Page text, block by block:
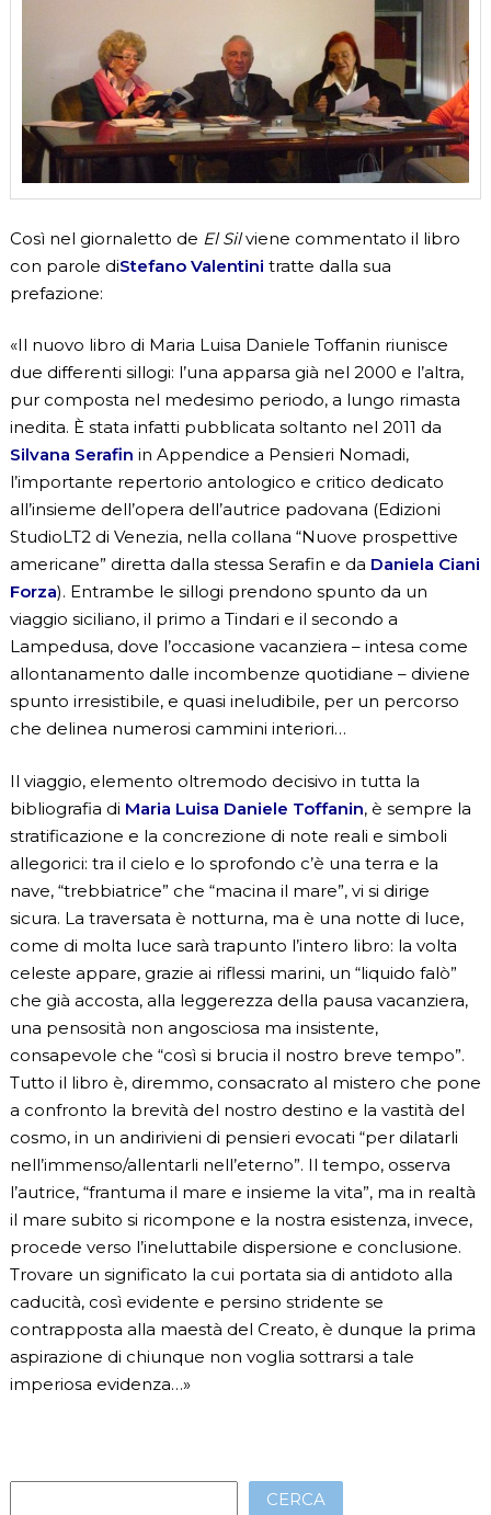
Così nel giornaletto de El Silviene commentato il libro
con parole diStefano Valentini tratte dalla sua
prefazione:
«Il nuovo libro di Maria Luisa Daniele Toffanin riunisce
due differenti sillogi: l’una apparsa già nel 2000 e l’altra,
pur composta nel medesimo periodo, a lungo rimasta
inedita. È stata infatti pubblicata soltanto nel 2011 da
Silvana Serafin in Appendice a Pensieri Nomadi,
l’importante repertorio antologico e critico dedicato
all’insieme dell’opera dell’autrice padovana (Edizioni
StudioLT2 di Venezia, nella collana “Nuove prospettive
americane” diretta dalla stessa Serafin e da Daniela Ciani
Forza). Entrambe le sillogi prendono spunto da un
viaggio siciliano, il primo a Tindari e il secondo a
Lampedusa, dove l’occasione vacanziera – intesa come
allontanamento dalle incombenze quotidiane – diviene
spunto irresistibile, e quasi ineludibile, per un percorso
che delinea numerosi cammini interiori…
Il viaggio, elemento oltremodo decisivo in tutta la
bibliografia di Maria Luisa Daniele Toffanin, è sempre la
stratificazione e la concrezione di note reali e simboli
allegorici: tra il cielo e lo sprofondo c’è una terra e la
nave, “trebbiatrice” che “macina il mare”, vi si dirige
sicura. La traversata è notturna, ma è una notte di luce,
come di molta luce sarà trapunto l’intero libro: la volta
celeste appare, grazie ai riflessi marini, un “liquido falò”
che già accosta, alla leggerezza della pausa vacanziera,
una pensosità non angosciosa ma insistente,
consapevole che “così si brucia il nostro breve tempo”.
Tutto il libro è, diremmo, consacrato al mistero che pone
a confronto la brevità del nostro destino e la vastità del
cosmo, in un andirivieni di pensieri evocati “per dilatarli
nell’immenso/allentarli nell’eterno”. Il tempo, osserva
l’autrice, “frantuma il mare e insieme la vita”, ma in realtà
il mare subito si ricompone e la nostra esistenza, invece,
procede verso l’ineluttabile dispersione e conclusione.
Trovare un significato la cui portata sia di antidoto alla
caducità, così evidente e persino stridente se
contrapposta alla maestà del Creato, è dunque la prima
aspirazione di chiunque non voglia sottrarsi a tale
imperiosa evidenza…»
CERCA